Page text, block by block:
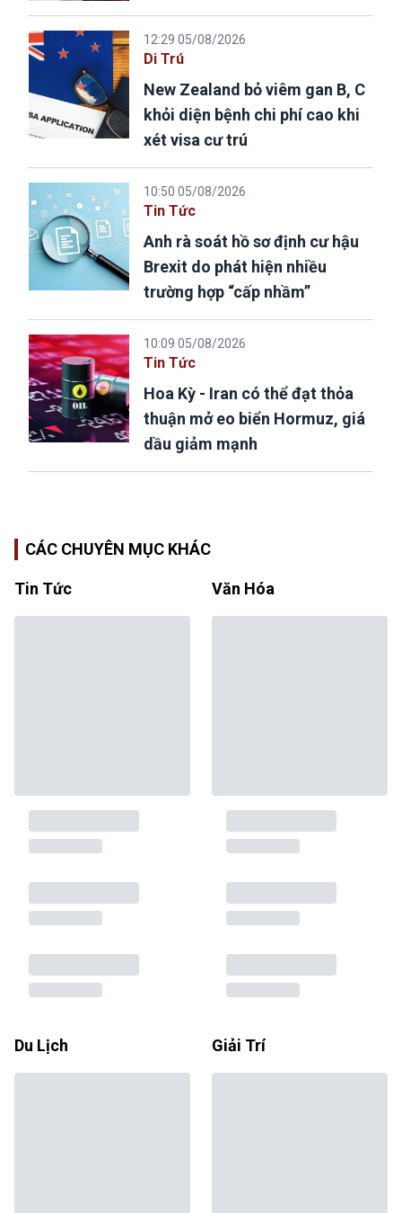
12:29 05/08/2026
Di Trú
New Zealand bỏ viêm gan B, C
khỏi diện bệnh chi phí cao khi
xét visa cư trú
10:50 05/08/2026
Tin Tức
Anh rà soát hồ sơ định cư hậu
Brexit do phát hiện nhiều
trường hợp “cấp nhầm”
10:09 05/08/2026
Tin Tức
Hoa Kỳ - Iran có thể đạt thỏa
thuận mở eo biển Hormuz, giá
dầu giảm mạnh
CÁC CHUYÊN MỤC KHÁC
Tin Tức Văn Hóa
Du Lịch Giải Trí